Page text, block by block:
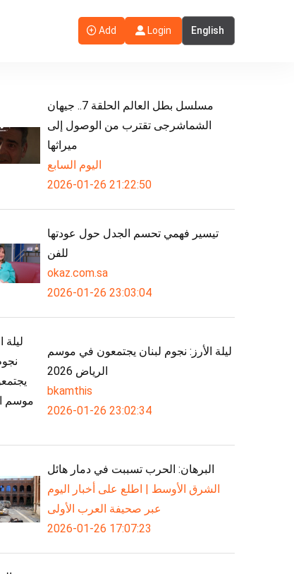
Add Login
مسلسل بطل العالم الحلقة 7.. جيهان
الشماشرجى تقترب من الوصول إلى
ميراثها
اليوم السابع
2026-01-26 21:22:50
تيسير فهمي تحسم الجدل حول عودتها
للفن
okaz.com.sa
2026-01-26 23:03:04
ليلة الأرز: نجوم لبنان يجتمعون في موسم
الرياض 2026
bkamthis
2026-01-26 23:02:34
البرهان: الحرب تسببت في دمار هائل
الشرق الأوسط | اطلع على أخبار اليوم
عبر صحيفة العرب الأولى
2026-01-26 17:07:23